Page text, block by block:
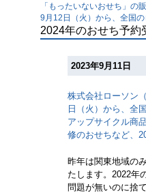
「もったいないおせち」の
9月12日（火）から、全国
2024年のおせち予約
2023年9月11日
株式会社ローソン
日（火）から、全
アップサイクル商
修のおせちなど、
昨年は関東地域の
たします。2022年
問題が無いのに捨